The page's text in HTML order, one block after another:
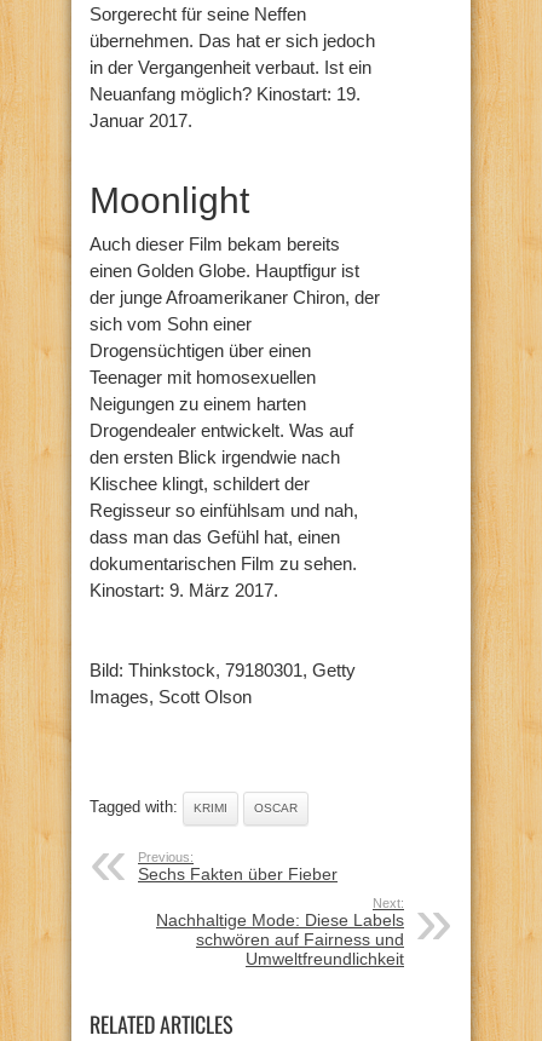
Sorgerecht für seine Neffen
übernehmen. Das hat er sich jedoch
in der Vergangenheit verbaut. Ist ein
Neuanfang möglich? Kinostart: 19.
Januar 2017.
Moonlight
Auch dieser Film bekam bereits
einen Golden Globe. Hauptfigur ist
der junge Afroamerikaner Chiron, der
sich vom Sohn einer
Drogensüchtigen über einen
Teenager mit homosexuellen
Neigungen zu einem harten
Drogendealer entwickelt. Was auf
den ersten Blick irgendwie nach
Klischee klingt, schildert der
Regisseur so einfühlsam und nah,
dass man das Gefühl hat, einen
dokumentarischen Film zu sehen.
Kinostart: 9. März 2017.
Bild: Thinkstock, 79180301, Getty
Images, Scott Olson
Tagged with: KRIMI OSCAR
Previous:
Sechs Fakten über Fieber
Next:
Nachhaltige Mode: Diese Labels
schwören auf Fairness und
Umweltfreundlichkeit
RELATED ARTICLES